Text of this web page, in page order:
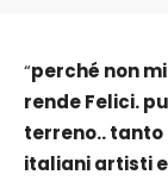
“perché non
rende Felici.
terreno..
italiani artisti